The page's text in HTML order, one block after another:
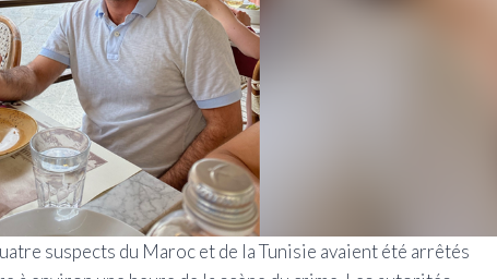
suspects du Maroc et de la Tunisie avaient été arrêtés